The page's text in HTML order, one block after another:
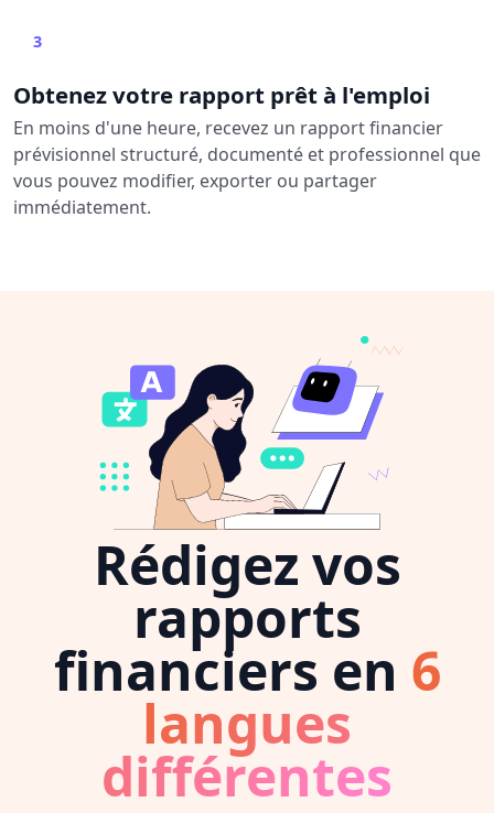
3
Obtenez votre rapport prêt à l'emploi
En moins d'une heure, recevez un rapport financier
prévisionnel structuré, documenté et professionnel que
vous pouvez modifier, exporter ou partager
immédiatement.
Rédigez vos
rapports
financiers en 6
langues
différentes